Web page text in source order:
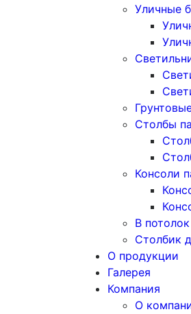
Уличные
Столбы
Консоли
В
Столбик
О продукции
Галерея
Компания
О